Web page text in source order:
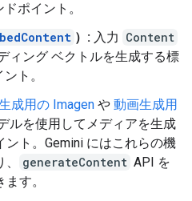
ポイント。
）: 入力 Content
ィング ベクトルを生成する標
ト。
成用の Imagen や 動画生成用
ルを使用してメディアを生成
ト。Gemini にはこれらの機
generateContent API を
す。